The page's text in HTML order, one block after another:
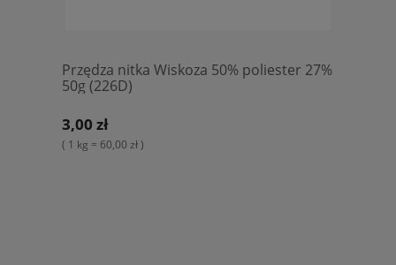
Przędza nitka Wiskoza 50% poliester 27%
50g (226D)
3,00 zł
( 1 kg = 60,00 zł )